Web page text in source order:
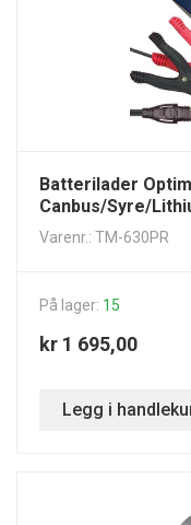
Batterilader
Canbus/Syre/
Varenr.: TM-630PR
På lager: 15
kr 1 695,00
Legg i